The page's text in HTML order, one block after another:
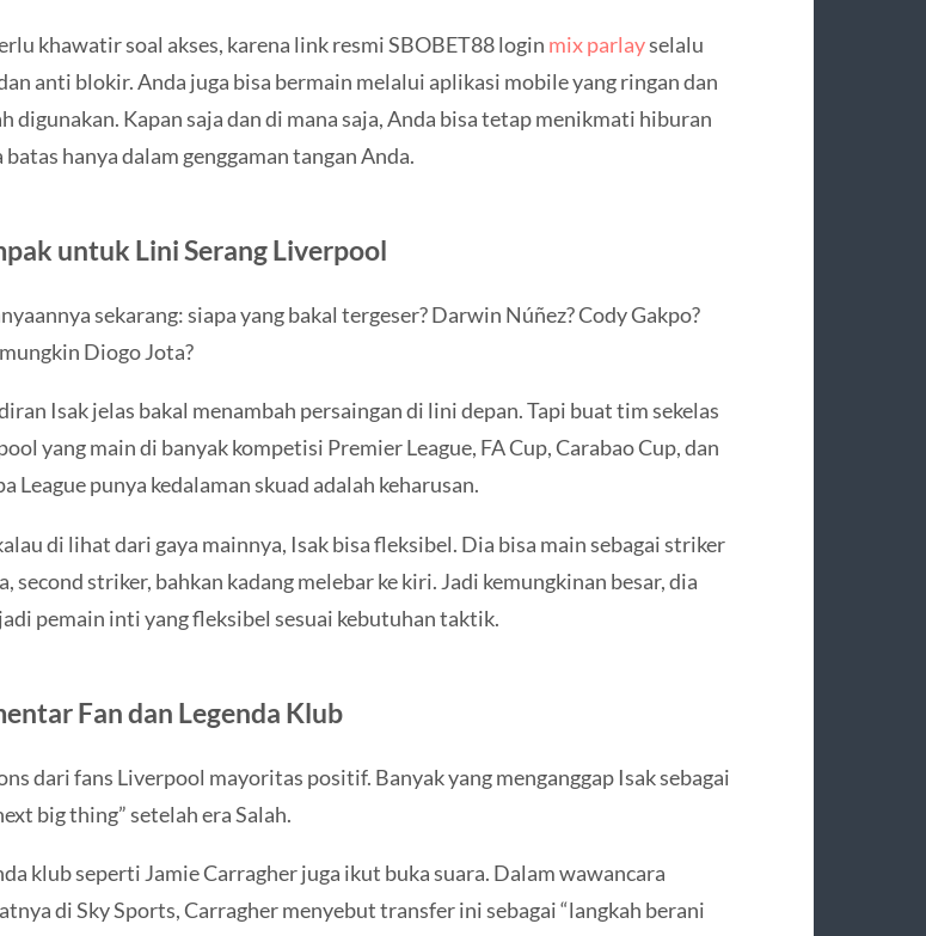
khawatir soal akses, karena link resmi SBOBET88 login mix parlayselalu
anti blokir. Anda juga bisa bermain melalui aplikasi mobile yang ringan dan
digunakan. Kapan saja dan di mana saja, Anda bisa tetap menikmati hiburan
batas hanya dalam genggaman tangan Anda.
untuk Lini Serang Liverpool
sekarang: siapa yang bakal tergeser? Darwin Núñez? Cody Gakpo?
Diogo Jota?
Isak jelas bakal menambah persaingan di lini depan. Tapi buat tim sekelas
yang main di banyak kompetisi Premier League, FA Cup, Carabao Cup, dan
League punya kedalaman skuad adalah keharusan.
di lihat dari gaya mainnya, Isak bisa fleksibel. Dia bisa main sebagai striker
second striker, bahkan kadang melebar ke kiri. Jadi kemungkinan besar, dia
pemain inti yang fleksibel sesuai kebutuhan taktik.
Fan dan Legenda Klub
dari fans Liverpool mayoritas positif. Banyak yang menganggap Isak sebagai
big thing” setelah era Salah.
klub seperti Jamie Carragher juga ikut buka suara. Dalam wawancara
di Sky Sports, Carragher menyebut transfer ini sebagai “langkah berani